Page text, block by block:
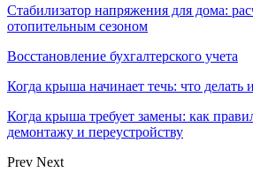
Стабилизатор напряжения для дома:
отопительным сезоном
Восстановление бухгалтерского учета
Когда крыша начинает течь: что делать
Когда крыша требует замены: как
демонтажу и переустройству
Prev Next